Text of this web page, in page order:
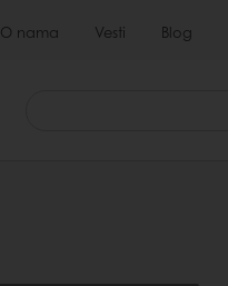
O nama Vesti Blog